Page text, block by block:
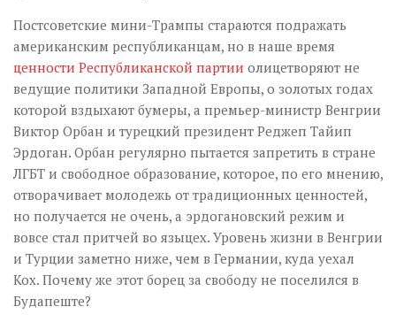
Постсоветские мини-Трампы стараются подражать
американским республиканцам, но в наше время
ценности Республиканской партии олицетворяют не
ведущие политики Западной Европы, о золотых годах
которой вздыхают бумеры, а премьер-министр Венгрии
Виктор Орбан и турецкий президент Реджеп Тайип
Эрдоган. Орбан регулярно пытается запретить в стране
ЛГБТ и свободное образование, которое, по его мнению,
отворачивает молодежь от традиционных ценностей,
но получается не очень, а эрдогановский режим и
вовсе стал притчей во языцех. Уровень жизни в Венгрии
и Турции заметно ниже, чем в Германии, куда уехал
Кох. Почему же этот борец за свободу не поселился в
Будапеште?